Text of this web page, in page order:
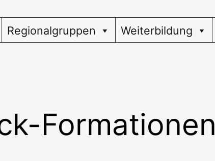
Regionalgruppen Weiterbildung
Formationen